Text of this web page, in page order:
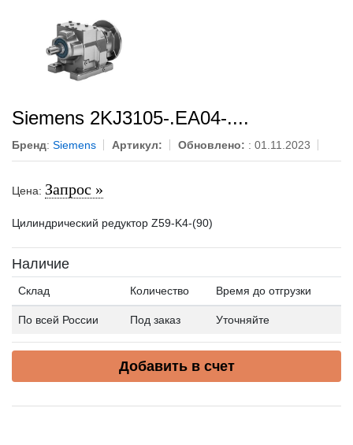
Siemens 2KJ3105-.EA04-....
Бренд: Siemens Артикул: Обновлено: : 01.11.2023
Цена: Запрос »
Цилиндрический редуктор Z59-K4-(90)
Наличие
Склад Количество Время до отгрузки
По всей России Под заказ Уточняйте
Добавить в счет